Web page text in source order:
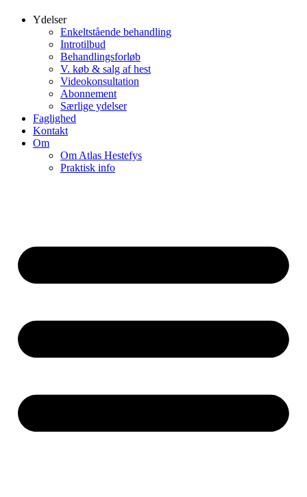
Ydelser
Enkeltstående behandling
Introtilbud
Behandlingsforløb
V. køb & salg af hest
Videokonsultation
Abonnement
Særlige ydelser
Faglighed
Kontakt
Om
Om Atlas Hestefys
Praktisk info